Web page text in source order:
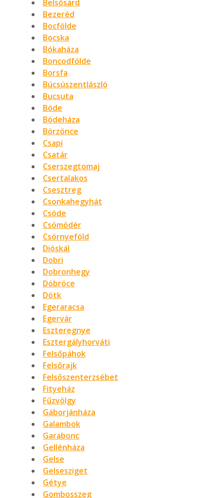
Belsősárd
Bezeréd
Bocfölde
Bocska
Bókaháza
Boncodfölde
Borsfa
Búcsúszentlászló
Bucsuta
Böde
Bödeháza
Börzönce
Csapi
Csatár
Cserszegtomaj
Csertalakos
Csesztreg
Csonkahegyhát
Csöde
Csömödér
Csörnyeföld
Dióskál
Dobri
Dobronhegy
Döbröce
Dötk
Egeraracsa
Egervár
Eszteregnye
Esztergályhorváti
Felsőpáhok
Felsőrajk
Felsőszenterzsébet
Fityeház
Fűzvölgy
Gáborjánháza
Galambok
Garabonc
Gellénháza
Gelse
Gelsesziget
Gétye
Gombosszeg